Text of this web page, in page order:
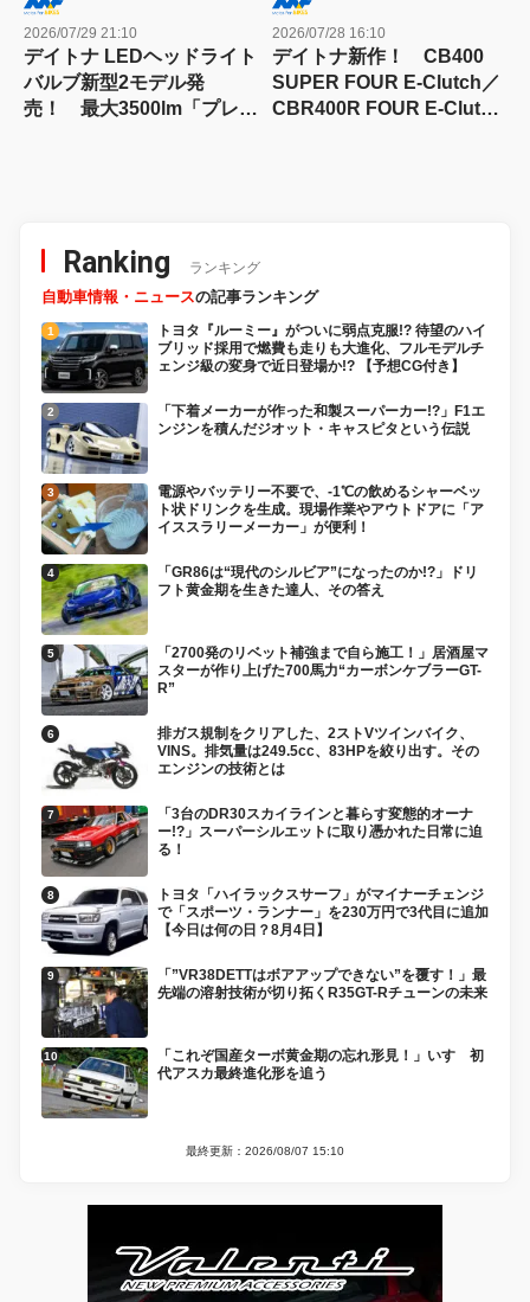
2026/07/29 21:10
デイトナ LEDヘッドライト
バルブ新型2モデル発
売！ 最大3500lm「プレシ
2026/07/28 16:10
デイトナ新作！ CB400
SUPER FOUR E-Clutch／
CBR400R FOUR E-Clutch
Ranking ランキング
自動車情報・ニュースの記事ランキング
トヨタ『ルーミー』がついに弱点克服!? 待望のハイ
ブリッド採用で燃費も走りも大進化、フルモデルチ
ェンジ級の変身で近日登場か!? 【予想CG付き】
「下着メーカーが作った和製スーパーカー!?」F1エ
ンジンを積んだジオット・キャスピタという伝説
電源やバッテリー不要で、-1℃の飲めるシャーベッ
ト状ドリンクを生成。現場作業やアウトドアに「ア
イススラリーメーカー」が便利！
「GR86は“現代のシルビア”になったのか!?」ドリ
フト黄金期を生きた達人、その答え
「2700発のリベット補強まで自ら施工！」居酒屋マ
スターが作り上げた700馬力“カーボンケブラーGT-
R”
排ガス規制をクリアした、2ストVツインバイク、
VINS。排気量は249.5cc、83HPを絞り出す。その
エンジンの技術とは
「3台のDR30スカイラインと暮らす変態的オーナ
ー!?」スーパーシルエットに取り憑かれた日常に迫
る！
トヨタ「ハイラックスサーフ」がマイナーチェンジ
で「スポーツ・ランナー」を230万円で3代目に追加
【今日は何の日？8月4日】
「”VR38DETTはボアアップできない”を覆す！」最
先端の溶射技術が切り拓くR35GT-Rチューンの未来
「これぞ国産ターボ黄金期の忘れ形見！」いすゞ初
代アスカ最終進化形を追う
最終更新：2026/08/07 15:10